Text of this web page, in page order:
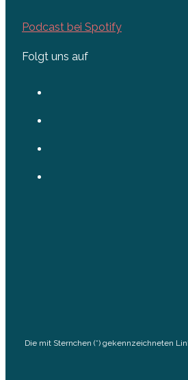
Podcast bei Spotify
Folgt uns auf
Die mit Sternchen (*) gekennzeichneten